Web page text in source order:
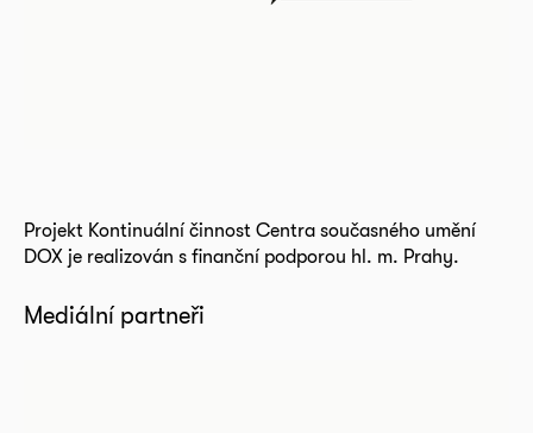
Projekt Kontinuální činnost Centra současného umění
DOX je realizován s finanční podporou hl. m. Prahy.
Mediální partneři